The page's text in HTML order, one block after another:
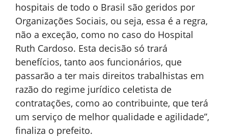
hospitais de todo o Brasil são geridos por
Organizações Sociais, ou seja, essa é a regra,
não a exceção, como no caso do Hospital
Ruth Cardoso. Esta decisão só trará
benefícios, tanto aos funcionários, que
passarão a ter mais direitos trabalhistas em
razão do regime jurídico celetista de
contratações, como ao contribuinte, que terá
um serviço de melhor qualidade e agilidade”,
finaliza o prefeito.